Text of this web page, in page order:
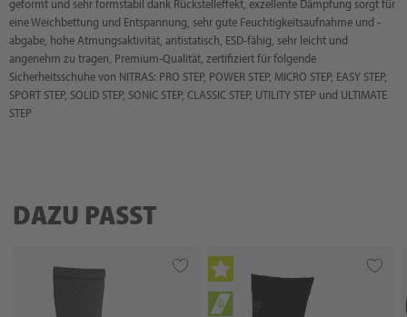
geformt und sehr formstabil dank Rückstelleffekt, exzellente Dämpfung sorgt für
eine Weichbettung und Entspannung, sehr gute Feuchtigkeitsaufnahme und -
abgabe, hohe Atmungsaktivität, antistatisch, ESD-fähig, sehr leicht und
angenehm zu tragen, Premium-Qualität, zertifiziert für folgende
Sicherheitsschuhe von NITRAS: PRO STEP, POWER STEP, MICRO STEP, EASY STEP,
SPORT STEP, SOLID STEP, SONIC STEP, CLASSIC STEP, UTILITY STEP und ULTIMATE
STEP
DAZU PASST